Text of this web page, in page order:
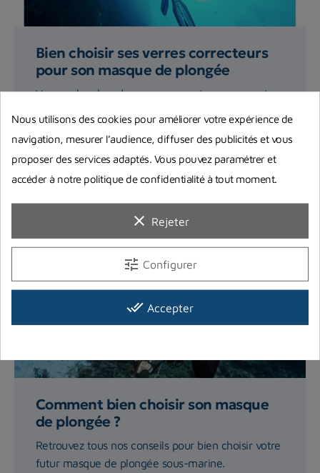
Bien choisir ses verres correcteurs
pour son masque de plongée
Vous recherchez des verres correcteurs pour votre
Lire la suite
Comment bien choisir son masque
de plongée ?
Retrouvez tous nos conseils pour bien choisir votre
futur masque de plongée sous-marine.
Nous utilisons des cookies pour améliorer votre expérience de
navigation, mesurer l’audience, diffuser des publicités et vous
proposer des services adaptés. Vous pouvez paramétrer et
accéder à notre politique de confidentialité à tout moment.
clear Rejeter
tune Configurer
done_all Accepter